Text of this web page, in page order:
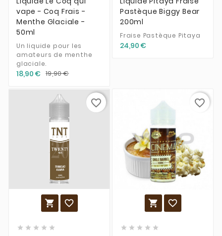
vape - Coq Frais -
Menthe Glaciale -
50ml
Un liquide pour les
amateurs de menthe
glaciale.
18,90 € 19,90 €
Pastèque Biggy Bear
200ml
Fraise Pastèque Pitaya
24,90 €
 
    
favorite_border
 
    
favorite_border